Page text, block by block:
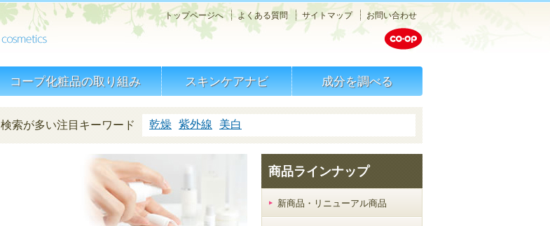
メニュー
検索
コープ化粧品の取り組み スキンケアナビ 成分を調べる
トップページへ よくある質問 サイトマップ お問い合わせ
検索が多い注目キーワード 乾燥 紫外線 美白
商品ラインナップ
新商品・リニューアル商品